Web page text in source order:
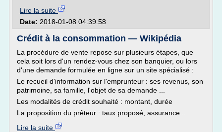
Lire la suite
Date: 2018-01-08 04:39:58
Crédit à la consommation — Wikipédia
La procédure de vente repose sur plusieurs étapes, que
cela soit lors d'un rendez-vous chez son banquier, ou lors
d'une demande formulée en ligne sur un site spécialisé :
Le recueil d'information sur l'emprunteur : ses revenus, son
patrimoine, sa famille, l'objet de sa demande ...
Les modalités de crédit souhaité : montant, durée
La proposition du prêteur : taux proposé, assurance...
Lire la suite